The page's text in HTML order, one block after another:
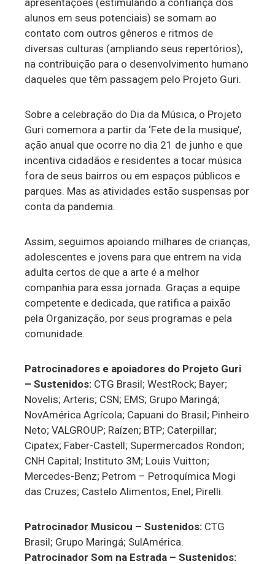
apresentações (estimulando a confiança dos
alunos em seus potenciais) se somam ao
contato com outros gêneros e ritmos de
diversas culturas (ampliando seus repertórios),
na contribuição para o desenvolvimento humano
daqueles que têm passagem pelo Projeto Guri.
Sobre a celebração do Dia da Música, o Projeto
Guri comemora a partir da ‘Fete de la musique’,
ação anual que ocorre no dia 21 de junho e que
incentiva cidadãos e residentes a tocar música
fora de seus bairros ou em espaços públicos e
parques. Mas as atividades estão suspensas por
conta da pandemia.
Assim, seguimos apoiando milhares de crianças,
adolescentes e jovens para que entrem na vida
adulta certos de que a arte é a melhor
companhia para essa jornada. Graças a equipe
competente e dedicada, que ratifica a paixão
pela Organização, por seus programas e pela
comunidade.
Patrocinadores e apoiadores do Projeto Guri
– Sustenidos: CTG Brasil; WestRock; Bayer;
Novelis; Arteris; CSN; EMS; Grupo Maringá;
NovAmérica Agrícola; Capuani do Brasil; Pinheiro
Neto; VALGROUP; Raízen; BTP; Caterpillar;
Cipatex; Faber-Castell; Supermercados Rondon;
CNH Capital; Instituto 3M; Louis Vuitton;
Mercedes-Benz; Petrom – Petroquímica Mogi
das Cruzes; Castelo Alimentos; Enel; Pirelli.
Patrocinador Musicou – Sustenidos: CTG
Brasil; Grupo Maringá; SulAmérica.
Patrocinador Som na Estrada – Sustenidos: